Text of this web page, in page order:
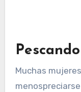
Muchas